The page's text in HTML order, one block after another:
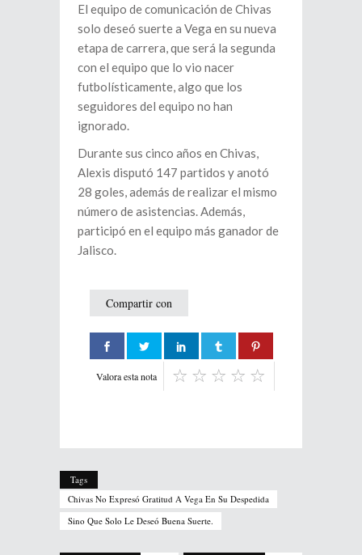
El equipo de comunicación de Chivas
solo deseó suerte a Vega en su nueva
etapa de carrera, que será la segunda
con el equipo que lo vio nacer
futbolísticamente, algo que los
seguidores del equipo no han
ignorado.
Durante sus cinco años en Chivas,
Alexis disputó 147 partidos y anotó
28 goles, además de realizar el mismo
número de asistencias. Además,
participó en el equipo más ganador de
Jalisco.
Compartir con
Valora esta nota
Tags
Chivas No Expresó Gratitud A Vega En Su Despedida
Sino Que Solo Le Deseó Buena Suerte.